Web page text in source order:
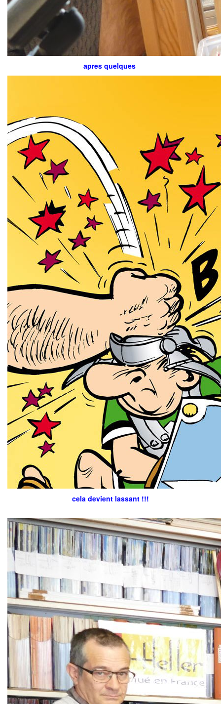
apres quelques
cela devient lassant !!!